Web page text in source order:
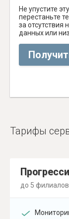
Не упустите
перестаньте
за отсутствия
данных или
Тарифы
до 5